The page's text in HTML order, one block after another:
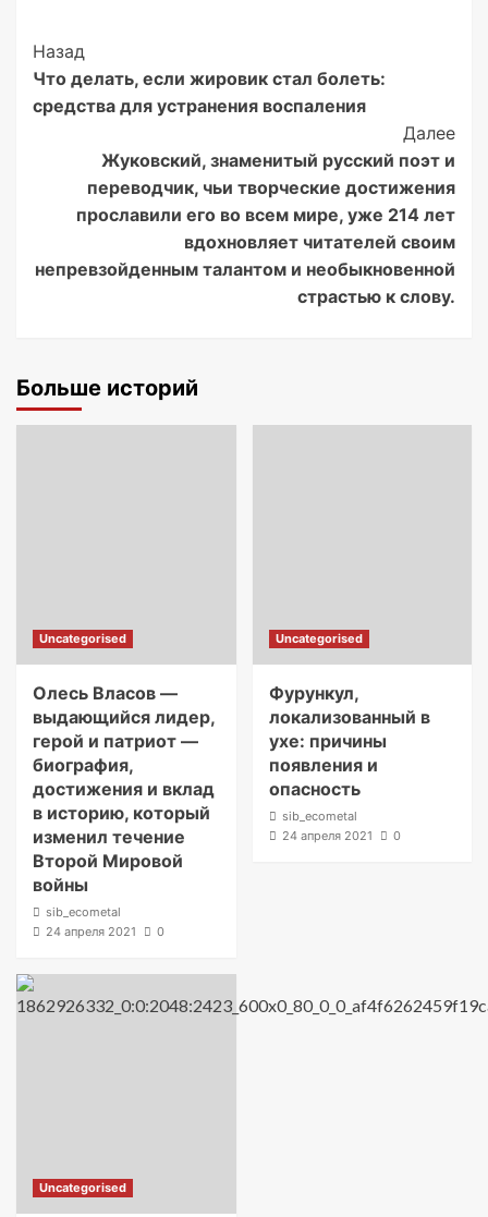
Post
Navigation
Назад
Что делать, если жировик стал болеть:
средства для устранения воспаления
Далее
Жуковский, знаменитый русский поэт и
переводчик, чьи творческие достижения
прославили его во всем мире, уже 214 лет
вдохновляет читателей своим
непревзойденным талантом и необыкновенной
страстью к слову.
Больше историй
Uncategorised
Олесь Власов —
выдающийся лидер,
герой и патриот —
биография,
достижения и вклад
в историю, который
изменил течение
Второй Мировой
войны
sib_ecometal
24 апреля 2021
0
Uncategorised
Фурункул,
локализованный в
ухе: причины
появления и
опасность
sib_ecometal
24 апреля 2021
0
Uncategorised